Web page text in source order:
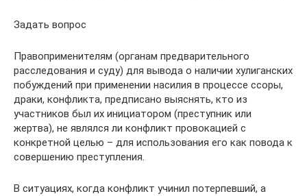
Задать вопрос
Правоприменителям (органам предварительного
расследования и суду) для вывода о наличии хулиганских
побуждений при применении насилия в процессе ссоры,
драки, конфликта, предписано выяснять, кто из
участников был их инициатором (преступник или
жертва), не являлся ли конфликт провокацией с
конкретной целью – для использования его как повода к
совершению преступления.
В ситуациях, когда конфликт учинил потерпевший, а